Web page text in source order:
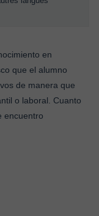
en
que el alumno
de manera que
o laboral. Cuanto
encuentro